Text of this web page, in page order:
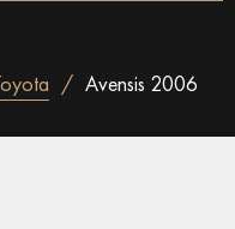
Toyota Avensis 2006